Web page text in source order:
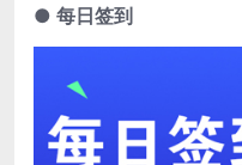
● 每日签到